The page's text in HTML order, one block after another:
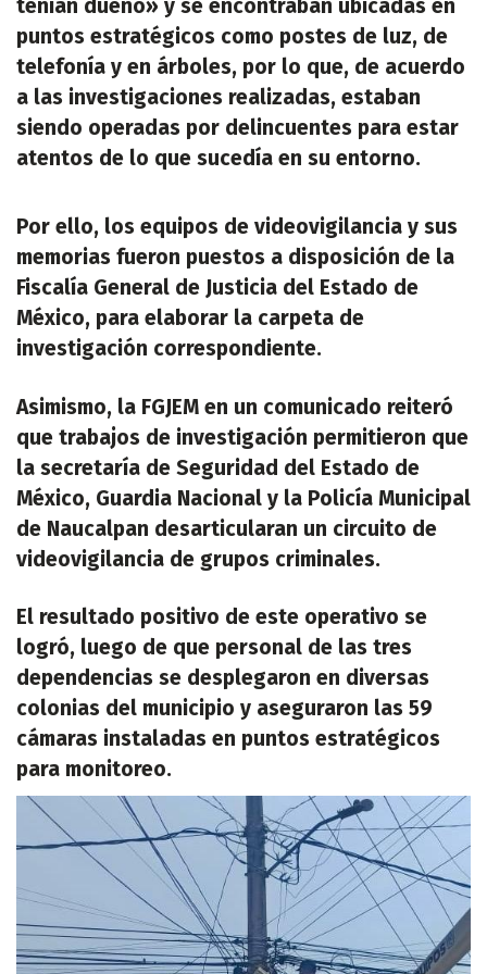
tenían dueño» y se encontraban ubicadas en
puntos estratégicos como postes de luz, de
telefonía y en árboles, por lo que, de acuerdo
a las investigaciones realizadas, estaban
siendo operadas por delincuentes para estar
atentos de lo que sucedía en su entorno.
Por ello, los equipos de videovigilancia y sus
memorias fueron puestos a disposición de la
Fiscalía General de Justicia del Estado de
México, para elaborar la carpeta de
investigación correspondiente.
Asimismo, la FGJEM en un comunicado reiteró
que trabajos de investigación permitieron que
la secretaría de Seguridad del Estado de
México, Guardia Nacional y la Policía Municipal
de Naucalpan desarticularan un circuito de
videovigilancia de grupos criminales.
El resultado positivo de este operativo se
logró, luego de que personal de las tres
dependencias se desplegaron en diversas
colonias del municipio y aseguraron las 59
cámaras instaladas en puntos estratégicos
para monitoreo.